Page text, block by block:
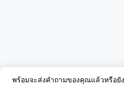
พร้อมจะส่งคำถามของคุณแล้วหรือยั